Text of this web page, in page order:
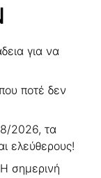
για να
ποτέ δεν
2026, τα
ελεύθερους!
σημερινή